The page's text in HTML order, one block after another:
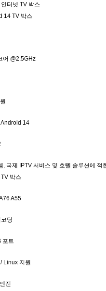
터넷 TV 박스
14 TV 박스
어 @2.5GHz
Android 14
, 국제 IPTV 서비스 및 호텔 솔루션에 적
박스
A55
딩
포트
Linux 지원
진